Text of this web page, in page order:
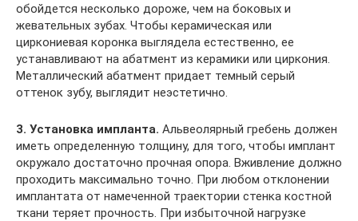
обойдется несколько дороже, чем на боковых и
жевательных зубах. Чтобы керамическая или
циркониевая коронка выглядела естественно, ее
устанавливают на абатмент из керамики или циркония.
Металлический абатмент придает темный серый
оттенок зубу, выглядит неэстетично.
3. Установка импланта. Альвеолярный гребень должен
иметь определенную толщину, для того, чтобы имплант
окружало достаточно прочная опора. Вживление должно
проходить максимально точно. При любом отклонении
имплантата от намеченной траектории стенка костной
ткани теряет прочность. При избыточной нагрузке